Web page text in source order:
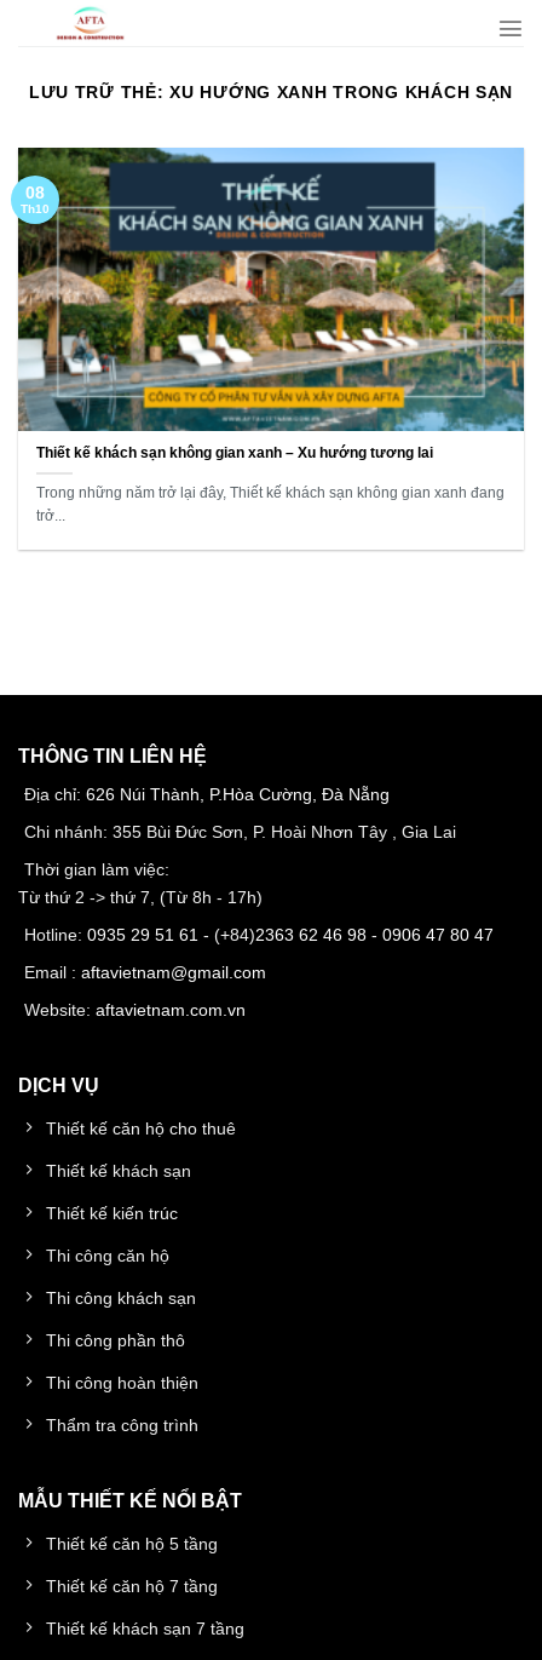
dungLƯU TRỮ THẺ:XU HƯỚNG XANH TRONG KHÁCH SẠN
Thiết kế khách sạn không gian xanh – Xu hướng tương lai
Trong những năm trở lại đây, Thiết kế khách sạn không gian xanh đang
trở...
08
Th10
THÔNG TIN LIÊN HỆ
Địa chỉ: 626 Núi Thành, P.Hòa Cường, Đà Nẵng
Chi nhánh: 355 Bùi Đức Sơn, P. Hoài Nhơn Tây , Gia Lai
Thời gian làm việc:
Từ thứ 2 -> thứ 7, (Từ 8h - 17h)
Hotline: 0935 29 51 61 - (+84)2363 62 46 98 - 0906 47 80 47
Email : aftavietnam@gmail.com
Website: aftavietnam.com.vn
DỊCH VỤ
Thiết kế căn hộ cho thuê
Thiết kế khách sạn
Thiết kế kiến trúc
Thi công căn hộ
Thi công khách sạn
Thi công phần thô
Thi công hoàn thiện
Thẩm tra công trình
MẪU THIẾT KẾ NỔI BẬT
Thiết kế căn hộ 5 tầng
Thiết kế căn hộ 7 tầng
Thiết kế khách sạn 7 tầng